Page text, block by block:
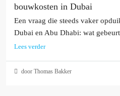
bouwkosten in Dubai
Een vraag die steeds vaker
Dubai en Abu Dhabi: wat
Lees verder
door Thomas Bakker